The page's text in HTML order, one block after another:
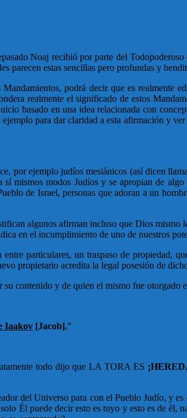
Noaj recibió por parte del
parecen estas sencillas pero profundas y
podrá decir que es realmente
realmente el significado de estos
basado en una idea relacionada con
para dar claridad a esta afirmación y
por ejemplo judíos mesiánicos (así dicen
mismos modos Judíos y se apropian de
de Israel, personas que adoran a un
algunos afirman incluso que Dios mismo
en el incumplimiento de uno de nuestros
particulares, un traspaso de propiedad,
propietario acredita la legal posesión de
contenido y de quien el mismo fue otorgado
Iaakov [Jacob].”
todo dijo que LA TORA ES
del Universo para con el Pueblo Judío, y es
Él puede decir esto es tuyo y esto es de